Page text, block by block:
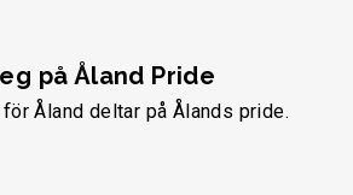
på Åland Pride
Åland deltar på Ålands pride.